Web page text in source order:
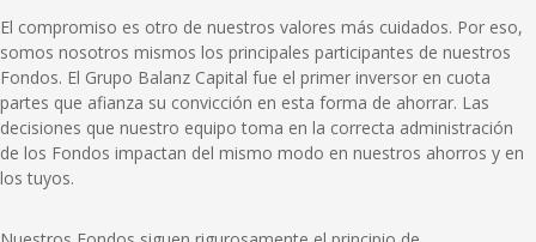
El compromiso es otro de nuestros valores más cuidados. Por eso,
somos nosotros mismos los principales participantes de nuestros
Fondos. El Grupo Balanz Capital fue el primer inversor en cuota
partes que afianza su convicción en esta forma de ahorrar. Las
decisiones que nuestro equipo toma en la correcta administración
de los Fondos impactan del mismo modo en nuestros ahorros y en
los tuyos.